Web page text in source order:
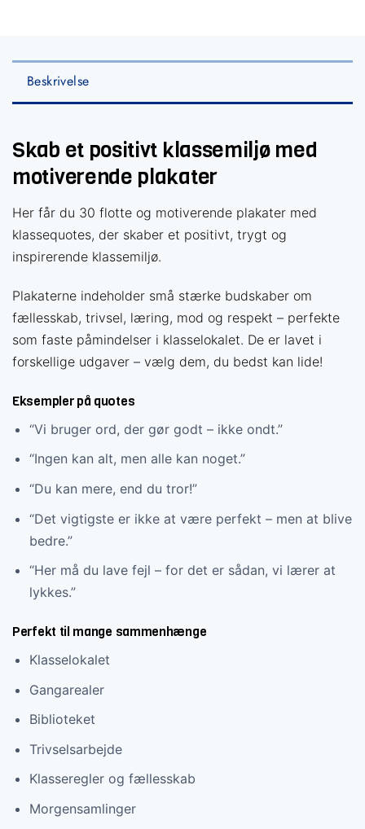
Beskrivelse
Skab et positivt klassemiljø med
motiverende plakater
Her får du 30 flotte og motiverende plakater med
klassequotes, der skaber et positivt, trygt og
inspirerende klassemiljø.
Plakaterne indeholder små stærke budskaber om
fællesskab, trivsel, læring, mod og respekt – perfekte
som faste påmindelser i klasselokalet. De er lavet i
forskellige udgaver – vælg dem, du bedst kan lide!
Eksempler på quotes
“Vi bruger ord, der gør godt – ikke ondt.”
“Ingen kan alt, men alle kan noget.”
“Du kan mere, end du tror!”
“Det vigtigste er ikke at være perfekt – men at blive
bedre.”
“Her må du lave fejl – for det er sådan, vi lærer at
lykkes.”
Perfekt til mange sammenhænge
Klasselokalet
Gangarealer
Biblioteket
Trivselsarbejde
Klasseregler og fællesskab
Morgensamlinger